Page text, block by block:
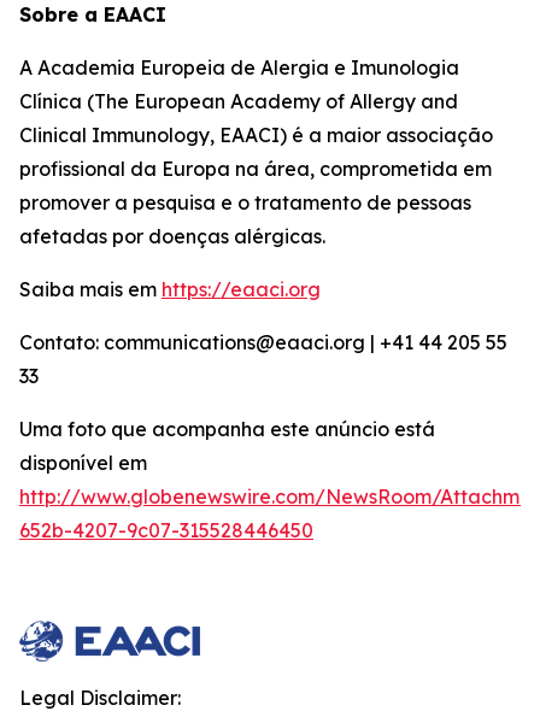
Sobre a EAACI
A Academia Europeia de Alergia e Imunologia
Clínica (The European Academy of Allergy and
Clinical Immunology, EAACI) é a maior associação
profissional da Europa na área, comprometida em
promover a pesquisa e o tratamento de pessoas
afetadas por doenças alérgicas.
Saiba mais em https://eaaci.org
Contato: communications@eaaci.org | +41 44 205 55
33
Uma foto que acompanha este anúncio está
disponível em
http://www.globenewswire.com/NewsRoom/
652b-4207-9c07-315528446450
Legal Disclaimer: